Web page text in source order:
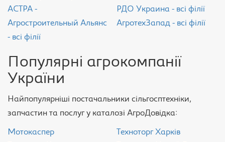
АСТРА -
Агростроительный Альянс
- всі філії
РДО Украина - всі філії
АгротехЗапад - всі філії
Популярні агрокомпанії
України
Найпопулярніші постачальники сільгосптехніки,
запчастин та послуг у каталозі АгроДовідка:
Мотокаспер
Техноторг Харків